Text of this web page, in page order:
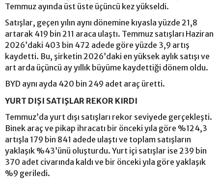
Temmuz ayında üst üste üçüncü kez yükseldi.
Satışlar, geçen yılın aynı dönemine kıyasla yüzde 21,8
artarak 419 bin 211 araca ulaştı. Temmuz satışları Haziran
2026’daki 403 bin 472 adede göre yüzde 3,9 artış
kaydetti. Bu, şirketin 2026’daki en yüksek aylık satışı ve
art arda üçüncü ay yıllık büyüme kaydettiği dönem oldu.
BYD aynı ayda 420 bin 249 adet araç üretti.
YURT DIŞI SATIŞLAR REKOR KIRDI
Temmuz’da yurt dışı satışları rekor seviyede gerçekleşti.
Binek araç ve pikap ihracatı bir önceki yıla göre %124,3
artışla 179 bin 841 adede ulaştı ve toplam satışların
yaklaşık %43’ünü oluşturdu. Yurt içi satışlar ise 239 bin
370 adet civarında kaldı ve bir önceki yıla göre yaklaşık
%9 geriledi.